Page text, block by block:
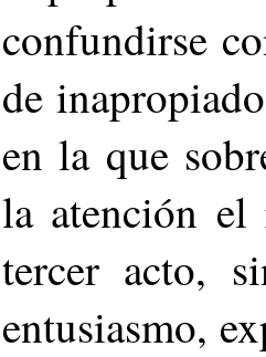
confundirse
de
en la que
la atención el
tercer acto,
entusiasmo,